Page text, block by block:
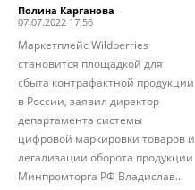
Полина Карганова -
07.07.2022 17:56
Маркетплейс Wildberries
становится площадкой для
сбыта контрафактной продукции
в России, заявил директор
департамента системы
цифровой маркировки товаров и
легализации оборота продукции
Минпромторга РФ Владислав...